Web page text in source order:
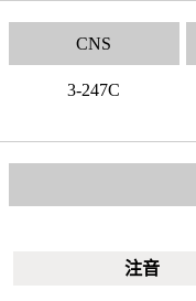
CNS
3-247C
注音